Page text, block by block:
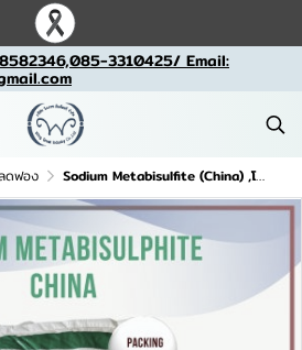
3310425/ Email:
ดฟอง Sodium Metabisulfite (China) ,โซเดียมเมต้าไบซัลไฟท์ จีน